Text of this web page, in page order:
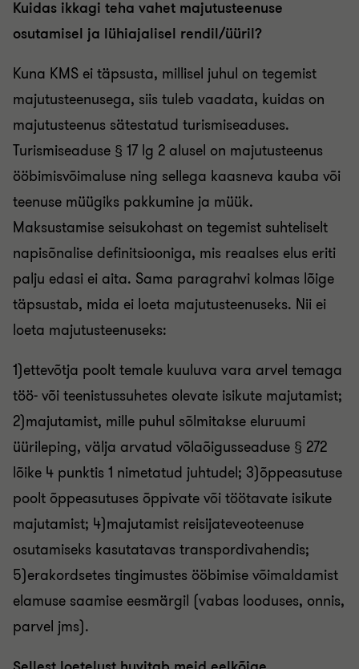
Kuidas ikkagi teha vahet majutusteenuse
osutamisel ja lühiajalisel rendil/üüril?
Kuna KMS ei täpsusta, millisel juhul on tegemist
majutusteenusega, siis tuleb vaadata, kuidas on
majutusteenus sätestatud turismiseaduses.
Turismiseaduse § 17 lg 2 alusel on majutusteenus
ööbimisvõimaluse ning sellega kaasneva kauba või
teenuse müügiks pakkumine ja müük.
Maksustamise seisukohast on tegemist suhteliselt
napisõnalise definitsiooniga, mis reaalses elus eriti
palju edasi ei aita. Sama paragrahvi kolmas lõige
täpsustab, mida ei loeta majutusteenuseks. Nii ei
loeta majutusteenuseks:
1)ettevõtja poolt temale kuuluva vara arvel temaga
töö- või teenistussuhetes olevate isikute majutamist;
2)majutamist, mille puhul sõlmitakse eluruumi
üürileping, välja arvatud võlaõigusseaduse § 272
lõike 4 punktis 1 nimetatud juhtudel; 3)õppeasutuse
poolt õppeasutuses õppivate või töötavate isikute
majutamist; 4)majutamist reisijateveoteenuse
osutamiseks kasutatavas transpordivahendis;
5)erakordsetes tingimustes ööbimise võimaldamist
elamuse saamise eesmärgil (vabas looduses, onnis,
parvel jms).